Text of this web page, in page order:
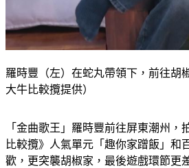
羅時豐（左）在蛇丸帶領下，前往胡
大牛比較攬提供）
「金曲歌王」羅時豐前往屏東潮州，
比較攬》人氣單元「趣你家蹭飯」和
歡，更突襲胡椒家，最後遊戲環節更